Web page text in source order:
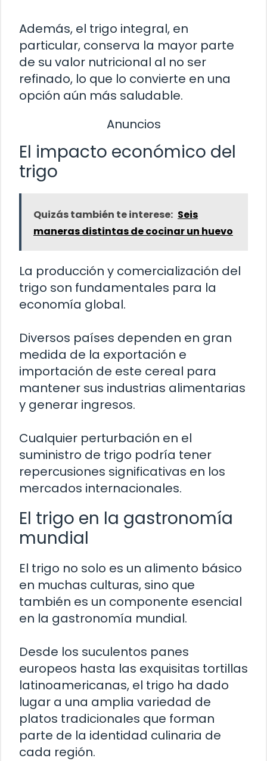
Además, el trigo integral, en
particular, conserva la mayor parte
de su valor nutricional al no ser
refinado, lo que lo convierte en una
opción aún más saludable.
Anuncios
El impacto económico del
trigo
Quizás también te interese: Seis
maneras distintas de cocinar un huevo
La producción y comercialización del
trigo son fundamentales para la
economía global.
Diversos países dependen en gran
medida de la exportación e
importación de este cereal para
mantener sus industrias alimentarias
y generar ingresos.
Cualquier perturbación en el
suministro de trigo podría tener
repercusiones significativas en los
mercados internacionales.
El trigo en la gastronomía
mundial
El trigo no solo es un alimento básico
en muchas culturas, sino que
también es un componente esencial
en la gastronomía mundial.
Desde los suculentos panes
europeos hasta las exquisitas tortillas
latinoamericanas, el trigo ha dado
lugar a una amplia variedad de
platos tradicionales que forman
parte de la identidad culinaria de
cada región.